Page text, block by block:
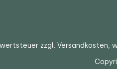
zzgl. Versandkosten,